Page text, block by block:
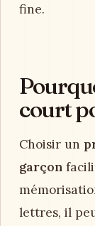
fine.
court
Choisir un
garçon
lettres, il